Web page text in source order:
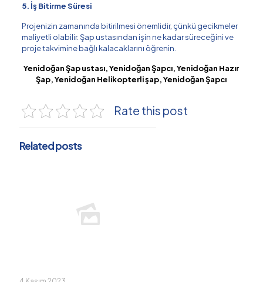
5. İş Bitirme Süresi
Projenizin zamanında bitirilmesi önemlidir, çünkü gecikmeler
maliyetli olabilir. Şap ustasından işin ne kadar süreceğini ve
proje takvimine bağlı kalacaklarını öğrenin.
Yenidoğan Şap ustası, Yenidoğan Şapcı, Yenidoğan Hazır
Şap, Yenidoğan Helikopterli şap, Yenidoğan Şapcı
Rate this post
Related posts